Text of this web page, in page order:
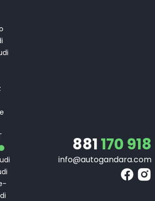
881170 918
info@autogandara.com